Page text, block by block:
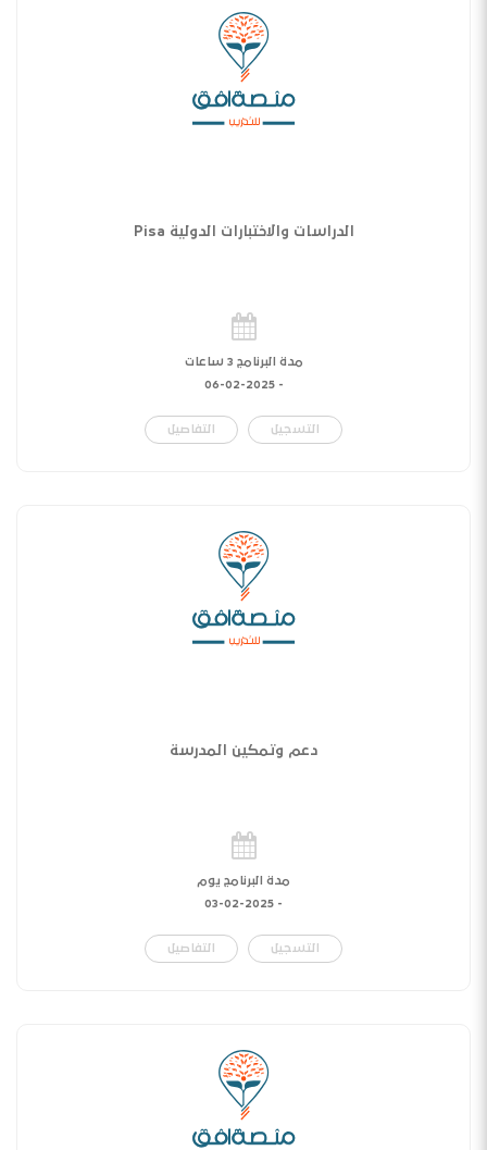
الدراسات والاختبارات الدولية Pisa
مدة البرنامج 3 ساعات
-
06-02-2025
التسجيل التفاصيل
دعم وتمكين المدرسة
مدة البرنامج يوم
-
03-02-2025
التسجيل التفاصيل